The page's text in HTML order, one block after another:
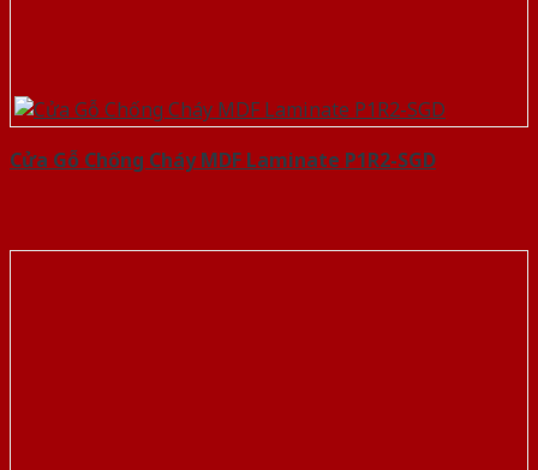
Cửa Gỗ Chống Cháy MDF Laminate P1R2-SGD